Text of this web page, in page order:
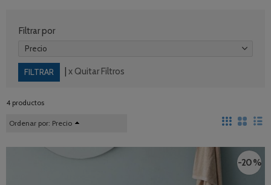
Filtrar por
Precio
x Quitar Filtros
4 productos
Ordenar por: Precio
-20 %